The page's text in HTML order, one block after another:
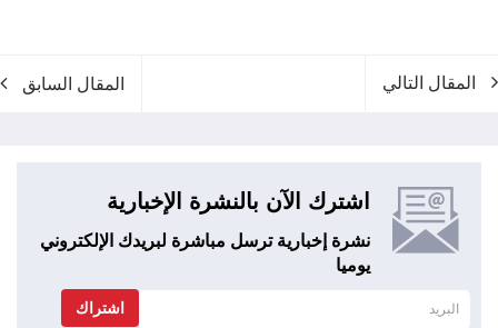
المقال التالي المقال السابق
اشترك الآن بالنشرة الإخبارية
نشرة إخبارية ترسل مباشرة لبريدك الإلكتروني
يوميا
اشتراك